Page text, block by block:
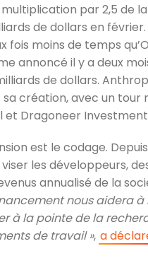
par 2,5 de
de dollars en
fois moins de temps
annoncé il y a deux
de dollars.
création, avec un tour
Dragoneer
est le codage.
les développeurs,
annualisé de la
nous aidera
à la pointe de la
de travail », a